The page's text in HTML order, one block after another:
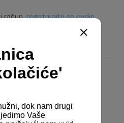
račun,registrirajte se ovdje.